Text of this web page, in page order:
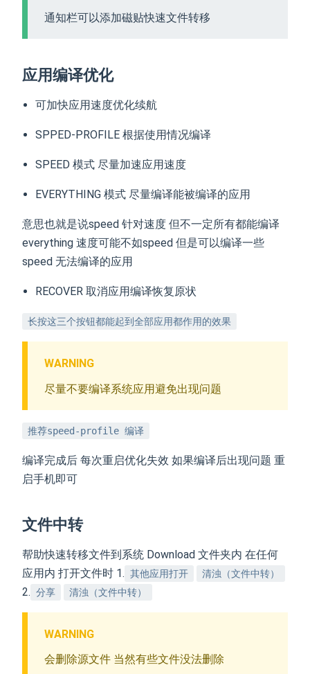
通知栏可以添加磁贴快速文件转移
应用编译优化
可加快应用速度优化续航
SPPED-PROFILE 根据使用情况编译
SPEED 模式 尽量加速应用速度
EVERYTHING 模式 尽量编译能被编译的应用
意思也就是说speed 针对速度 但不一定所有都能编译
everything 速度可能不如speed 但是可以编译一些
speed 无法编译的应用
RECOVER 取消应用编译恢复原状
长按这三个按钮都能起到全部应用都作用的效果
WARNING
尽量不要编译系统应用避免出现问题
推荐speed-profile 编译
编译完成后 每次重启优化失效 如果编译后出现问题 重
启手机即可
文件中转
帮助快速转移文件到系统 Download 文件夹内 在任何
应用内 打开文件时 1. 其他应用打开 清浊（文件中转）
2. 分享 清浊（文件中转）
WARNING
会删除源文件 当然有些文件没法删除